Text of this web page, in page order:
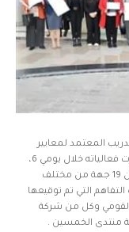
المعتمد لمعايير
GRI حول تقارير الاستدامة والذي استمرت فعالياته خلال يومي 6،
و7 ديسمبر 2022 لعدد 30 متدرباً يمثلون 19 جهة من مختلف
التي تم توقيعها
وكل من شركة
منتدى الخمسين .